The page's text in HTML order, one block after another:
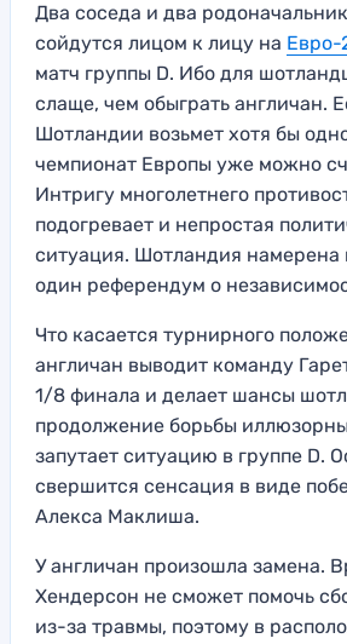
Два соседа и два
сойдутся лицом к лицу на Евро-
матч группы D. Ибо для
слаще, чем обыграть англичан.
Шотландии возьмет хотя бы
чемпионат Европы уже можно
Интригу многолетнего
подогревает и непростая
ситуация. Шотландия намерена
один референдум о
Что касается турнирного
англичан выводит команду
1/8 финала и делает шансы
продолжение борьбы
запутает ситуацию в группе D.
свершится сенсация в виде
Алекса Маклиша.
У англичан произошла замена.
Хендерсон не сможет помочь
из-за травмы, поэтому в